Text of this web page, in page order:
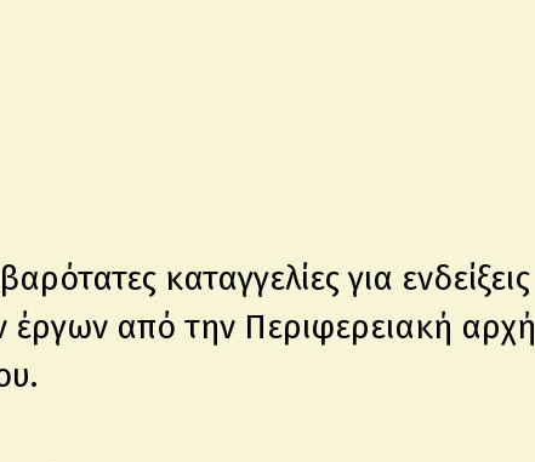
καταγγελίες για ενδείξεις
έργων από την Περιφερειακή αρχή